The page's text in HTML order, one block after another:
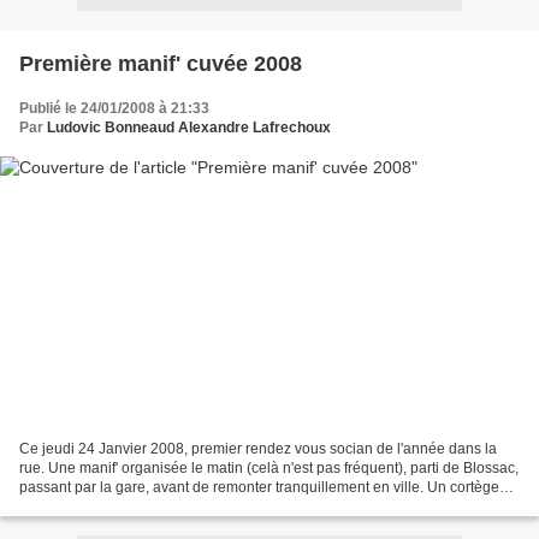
Première manif' cuvée 2008
Publié le 24/01/2008 à 21:33
Par Ludovic Bonneaud Alexandre Lafrechoux
Ce jeudi 24 Janvier 2008, premier rendez vous socian de l'année dans la
rue. Une manif' organisée le matin (celà n'est pas fréquent), parti de Blossac,
passant par la gare, avant de remonter tranquillement en ville. Un cortège